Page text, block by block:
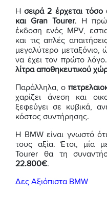
Ησειρά 2 έρχεται
και Gran Tourer. Η
έκδοση ενός MPV,
και τις απλές
μεγαλύτερο μεταξόνιο,
να έχει τον πρώτο
λίτρα αποθηκευτικού
Παράλληλα, ο
χαρίζει άνεση και
ξεφεύγει σε κυβικά,
κόστος συντήρησης.
Η BMW είναι γνωστό
τους αξία. Έτσι, μία
Tourer θα τη
22.800€.
Δες Αξιόπιστα BMW